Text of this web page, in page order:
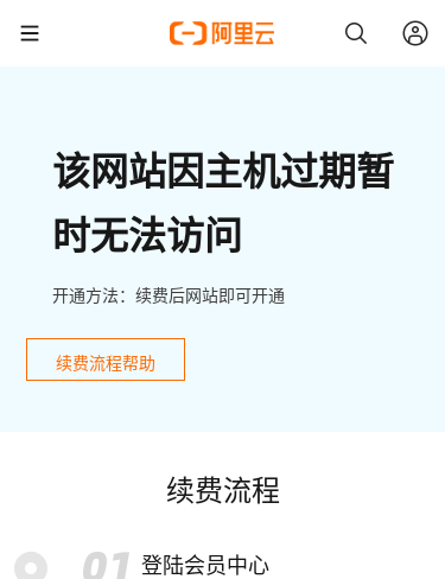
该网站因主机过期暂
时无法访问
开通方法：续费后网站即可开通
续费流程帮助
续费流程
登陆会员中心